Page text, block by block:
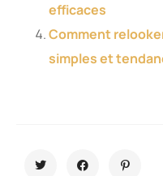
efficaces
Comment
simples et